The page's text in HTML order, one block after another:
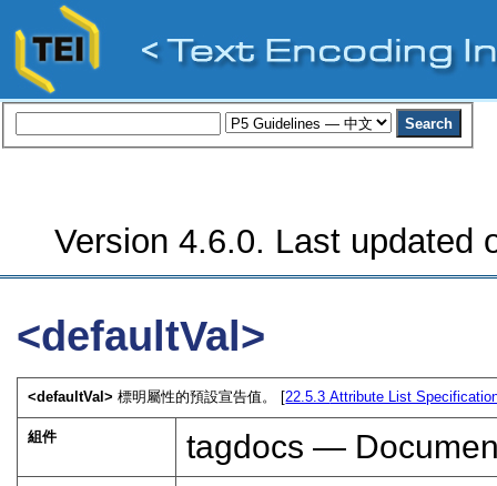
Version 4.6.0. Last updated
<defaultVal>
<defaultVal>標明屬性的預設宣告值。 [22.5.3Attribute List
組件 tagdocs —